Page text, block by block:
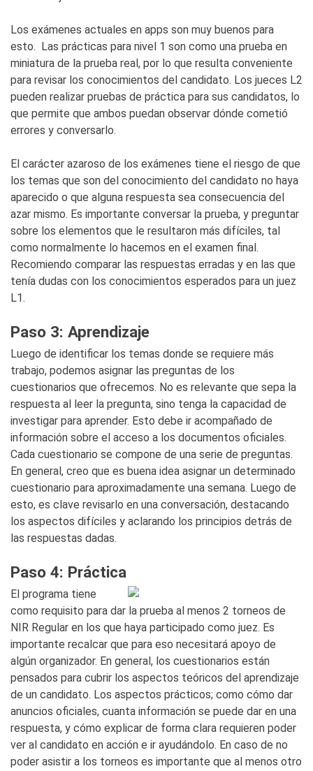
Los exámenes actuales en apps son muy buenos para
esto. Las prácticas para nivel 1 son como una prueba en
miniatura de la prueba real, por lo que resulta conveniente
para revisar los conocimientos del candidato. Los jueces L2
pueden realizar pruebas de práctica para sus candidatos, lo
que permite que ambos puedan observar dónde cometió
errores y conversarlo.
El carácter azaroso de los exámenes tiene el riesgo de que
los temas que son del conocimiento del candidato no haya
aparecido o que alguna respuesta sea consecuencia del
azar mismo. Es importante conversar la prueba, y preguntar
sobre los elementos que le resultaron más difíciles, tal
como normalmente lo hacemos en el examen final.
Recomiendo comparar las respuestas erradas y en las que
tenía dudas con los conocimientos esperados para un juez
L1.
Paso 3: Aprendizaje
Luego de identificar los temas donde se requiere más
trabajo, podemos asignar las preguntas de los
cuestionarios que ofrecemos. No es relevante que sepa la
respuesta al leer la pregunta, sino tenga la capacidad de
investigar para aprender. Esto debe ir acompañado de
información sobre el acceso a los documentos oficiales.
Cada cuestionario se compone de una serie de preguntas.
En general, creo que es buena idea asignar un determinado
cuestionario para aproximadamente una semana. Luego de
esto, es clave revisarlo en una conversación, destacando
los aspectos difíciles y aclarando los principios detrás de
las respuestas dadas.
Paso 4: Práctica
El programa tiene
como requisito para dar la prueba al menos 2 torneos de
NIR Regular en los que haya participado como juez. Es
importante recalcar que para eso necesitará apoyo de
algún organizador. En general, los cuestionarios están
pensados para cubrir los aspectos teóricos del aprendizaje
de un candidato. Los aspectos prácticos; como cómo dar
anuncios oficiales, cuanta información se puede dar en una
respuesta, y cómo explicar de forma clara requieren poder
ver al candidato en acción e ir ayudándolo. En caso de no
poder asistir a los torneos es importante que al menos otro